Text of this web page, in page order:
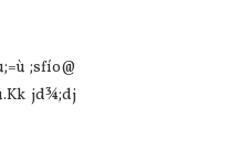
;sfío@
jd¾;dj